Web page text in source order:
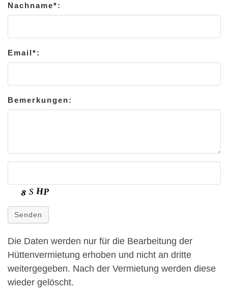
Nachname*:
Email*:
Bemerkungen:
Senden
Die Daten werden nur für die Bearbeitung der
Hüttenvermietung erhoben und nicht an dritte
weitergegeben. Nach der Vermietung werden diese
wieder gelöscht.